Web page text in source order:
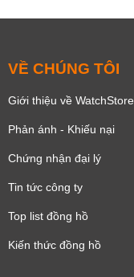
VỀ CHÚNG TÔI
Giới thiệu về WatchStore
Phản ánh - Khiếu nại
Chứng nhận đại lý
Tin tức công ty
Top list đồng hồ
Kiến thức đồng hồ